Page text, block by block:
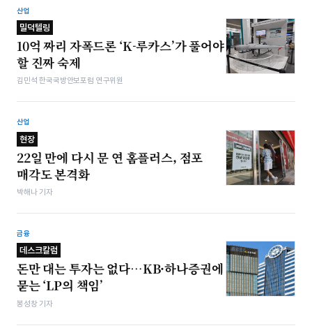
산업
밀덕텔링
10억 짜리 자폭드론 ‘K-루카스’가 풀어야
할 진짜 숙제
김민석 한국국방안보포럼 연구위원
산업
현장
22일 만에 다시 문 연 홈플러스, 점포
매각도 본격화
박해나 기자
금융
데스크칼럼
돈만 대는 투자는 없다…KB·하나증권에
묻는 ‘LP의 책임’
봉성창 기자